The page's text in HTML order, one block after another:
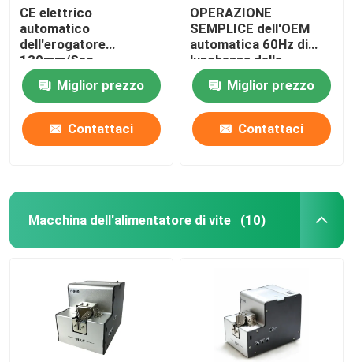
CE elettrico
automatico
dell'erogatore
130mm/Sec
dell'etichetta per gli
autoadesivi trasparenti
Miglior prezzo
Contattaci
OPERAZIONE
SEMPLICE dell'OEM
automatica 60Hz di
lunghezza della
sbucciatrice
dell'etichetta 300mm
Miglior prezzo
Contattaci
Macchina dell'alimentatore di vite (10)